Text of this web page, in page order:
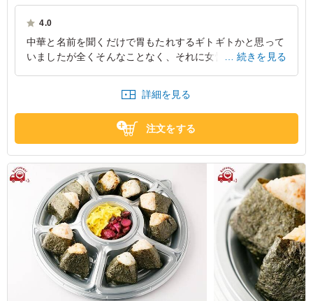
※写真は5人前の盛りつけです。
4.0
中華と名前を聞くだけで胃もたれするギトギトかと思って
いましたが全くそんなことなく、それに女性の方の箸がよ
愛知県名古屋市中区栄2023/02/27
続きを見る
詳細を見る
注文をする